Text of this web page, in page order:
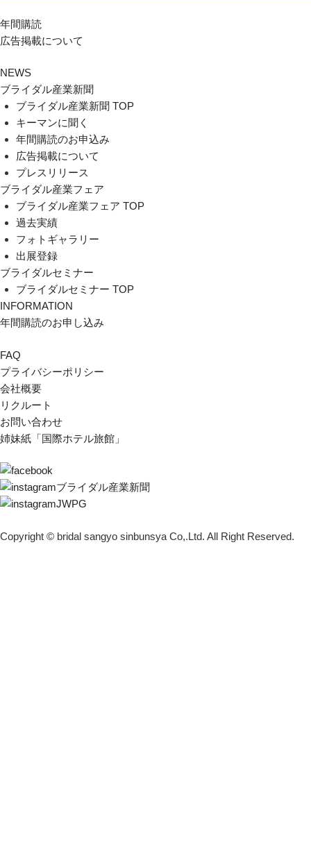
年間購読
広告掲載について
NEWS
ブライダル産業新聞
ブライダル産業新聞 TOP
キーマンに聞く
年間購読のお申込み
広告掲載について
プレスリリース
ブライダル産業フェア
ブライダル産業フェア TOP
過去実績
フォトギャラリー
出展登録
ブライダルセミナー
ブライダルセミナー TOP
INFORMATION
年間購読のお申し込み
FAQ
プライバシーポリシー
会社概要
リクルート
お問い合わせ
姉妹紙「国際ホテル旅館」
ブライダル産業新聞
JWPG
Copyright © bridal sangyo sinbunsya Co,.Ltd. All Right Reserved.